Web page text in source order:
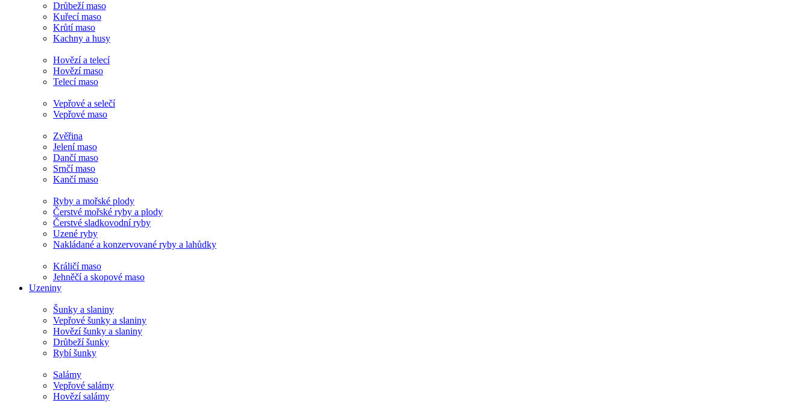
Drůbeží maso
Kuřecí maso
Krůtí maso
Kachny a husy
Hovězí a telecí
Hovězí maso
Telecí maso
Vepřové a selečí
Vepřové maso
Zvěřina
Jelení maso
Dančí maso
Srnčí maso
Kančí maso
Ryby a mořské plody
Čerstvé mořské ryby a plody
Čerstvé sladkovodní ryby
Uzené ryby
Nakládané a konzervované ryby a lahůdky
Králičí maso
Jehněčí a skopové maso
Uzeniny
Šunky a slaniny
Vepřové šunky a slaniny
Hovězí šunky a slaniny
Drůbeží šunky
Rybí šunky
Salámy
Vepřové salámy
Hovězí salámy